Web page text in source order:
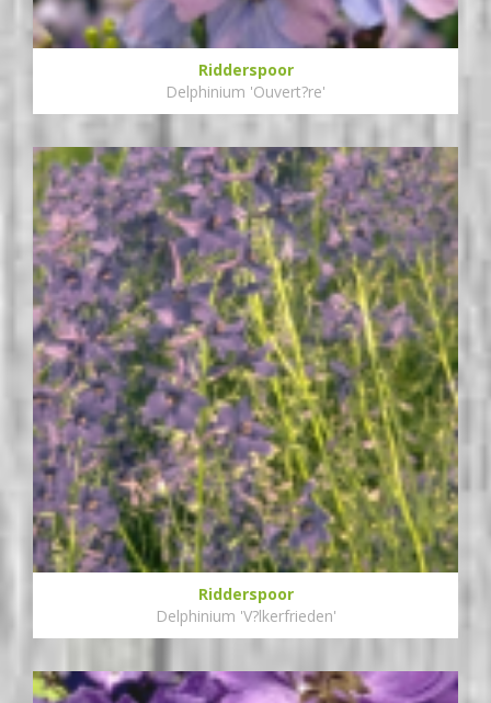
Ridderspoor
Delphinium 'Ouvert?re'
Ridderspoor
Delphinium 'V?lkerfrieden'